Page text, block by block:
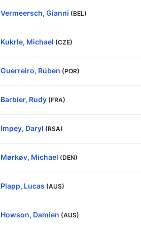
Vermeersch, Gianni (BEL)
Kukrle, Michael (CZE)
Guerreiro, Rúben (POR)
Barbier, Rudy (FRA)
Impey, Daryl (RSA)
Mørkøv, Michael (DEN)
Plapp, Lucas (AUS)
Howson, Damien (AUS)